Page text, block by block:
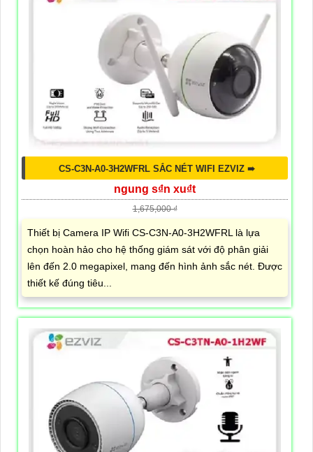
CS-C3N-A0-3H2WFRL SẮC NÉT WIFI EZVIZ ➠
ngung s₫n xu₫t
1,675,000 ₫
Thiết bị Camera IP Wifi CS-C3N-A0-3H2WFRL là lựa
chọn hoàn hảo cho hệ thống giám sát với độ phân giải
lên đến 2.0 megapixel, mang đến hình ảnh sắc nét. Được
thiết kế đúng tiêu...